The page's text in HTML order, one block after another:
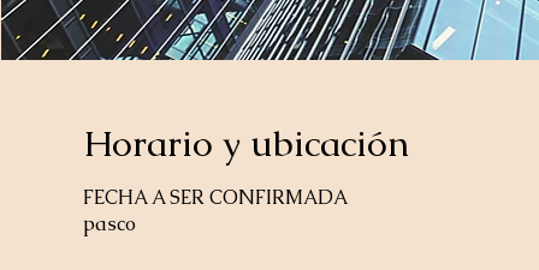
Horario y ubicación
FECHA A SER CONFIRMADA
pasco